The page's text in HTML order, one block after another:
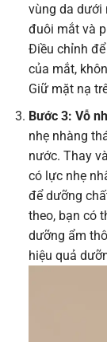
vùng da dưới
đuôi mắt và
Điều chỉnh
của mắt,
Giữ mặt nạ
Bước 3: Vỗ
nhẹ nhàng
nước. Thay
có lực nhẹ
để dưỡng
theo, bạn có
dưỡng ẩm
hiệu quả